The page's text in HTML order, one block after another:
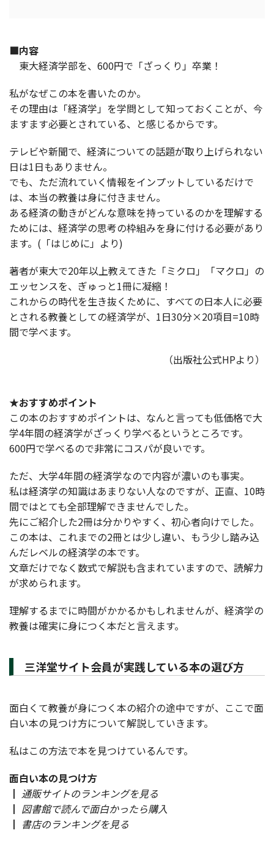
■内容
東大経済学部を、600円で「ざっくり」卒業！
私がなぜこの本を書いたのか。
その理由は「経済学」を学問として知っておくことが、今
ますます必要とされている、と感じるからです。
テレビや新聞で、経済についての話題が取り上げられない
日は1日もありません。
でも、ただ流れていく情報をインプットしているだけで
は、本当の教養は身に付きません。
ある経済の動きがどんな意味を持っているのかを理解する
ためには、経済学の思考の枠組みを身に付ける必要があり
ます。(「はじめに」より)
著者が東大で20年以上教えてきた「ミクロ」「マクロ」の
エッセンスを、ぎゅっと1冊に凝縮！
これからの時代を生き抜くために、すべての日本人に必要
とされる教養としての経済学が、1日30分×20項目=10時
間で学べます。
（出版社公式HPより）
★おすすめポイント
この本のおすすめポイントは、なんと言っても低価格で大
学4年間の経済学がざっくり学べるというところです。
600円で学べるので非常にコスパが良いです。
ただ、大学4年間の経済学なので内容が濃いのも事実。
私は経済学の知識はあまりない人なのですが、正直、10時
間ではとても全部理解できませんでした。
先にご紹介した2冊は分かりやすく、初心者向けでした。
この本は、これまでの2冊とは少し違い、もう少し踏み込
んだレベルの経済学の本です。
文章だけでなく数式で解説も含まれていますので、読解力
が求められます。
理解するまでに時間がかかるかもしれませんが、経済学の
教養は確実に身につく本だと言えます。
三洋堂サイト会員が実践している本の選び方
面白くて教養が身につく本の紹介の途中ですが、ここで面
白い本の見つけ方について解説していきます。
私はこの方法で本を見つけているんです。
面白い本の見つけ方
┃ 通販サイトのランキングを見る
┃ 図書館で読んで面白かったら購入
┃ 書店のランキングを見る